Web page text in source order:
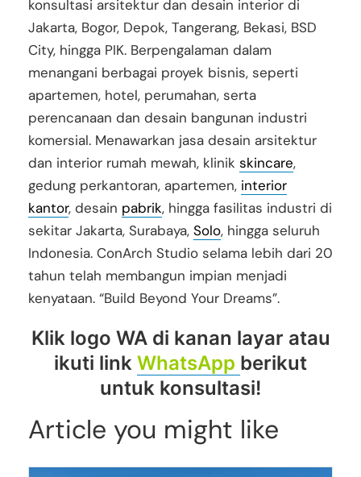
konsultasi arsitektur dan desain interior di
Jakarta, Bogor, Depok, Tangerang, Bekasi, BSD
City, hingga PIK. Berpengalaman dalam
menangani berbagai proyek bisnis, seperti
apartemen, hotel, perumahan, serta
perencanaan dan desain bangunan industri
komersial. Menawarkan jasa desain arsitektur
dan interior rumah mewah, klinik skincare,
gedung perkantoran, apartemen, interior
kantor, desain pabrik, hingga fasilitas industri di
sekitar Jakarta, Surabaya, Solo, hingga seluruh
Indonesia. ConArch Studio selama lebih dari 20
tahun telah membangun impian menjadi
kenyataan. “Build Beyond Your Dreams”.
Klik logo WA di kanan layar atau
ikuti link WhatsApp berikut
untuk konsultasi!
Article you might like